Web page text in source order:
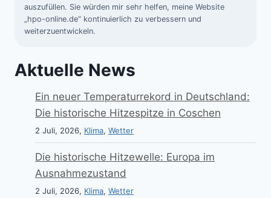
auszufüllen. Sie würden mir sehr helfen, meine Website
„hpo-online.de“ kontinuierlich zu verbessern und
weiterzuentwickeln.
Aktuelle News
Ein neuer Temperaturrekord in Deutschland:
Die historische Hitzespitze in Coschen
2 Juli, 2026, Klima, Wetter
Die historische Hitzewelle: Europa im
Ausnahmezustand
2 Juli, 2026, Klima, Wetter